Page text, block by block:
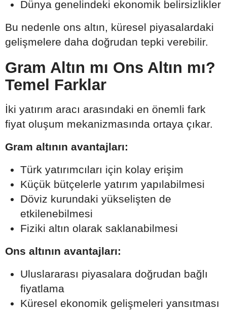
Dünya genelindeki ekonomik belirsizlikler
Bu nedenle ons altın, küresel piyasalardaki
gelişmelere daha doğrudan tepki verebilir.
Gram Altın mı Ons Altın mı?
Temel Farklar
İki yatırım aracı arasındaki en önemli fark
fiyat oluşum mekanizmasında ortaya çıkar.
Gram altının avantajları:
Türk yatırımcıları için kolay erişim
Küçük bütçelerle yatırım yapılabilmesi
Döviz kurundaki yükselişten de
etkilenebilmesi
Fiziki altın olarak saklanabilmesi
Ons altının avantajları:
Uluslararası piyasalara doğrudan bağlı
fiyatlama
Küresel ekonomik gelişmeleri yansıtması